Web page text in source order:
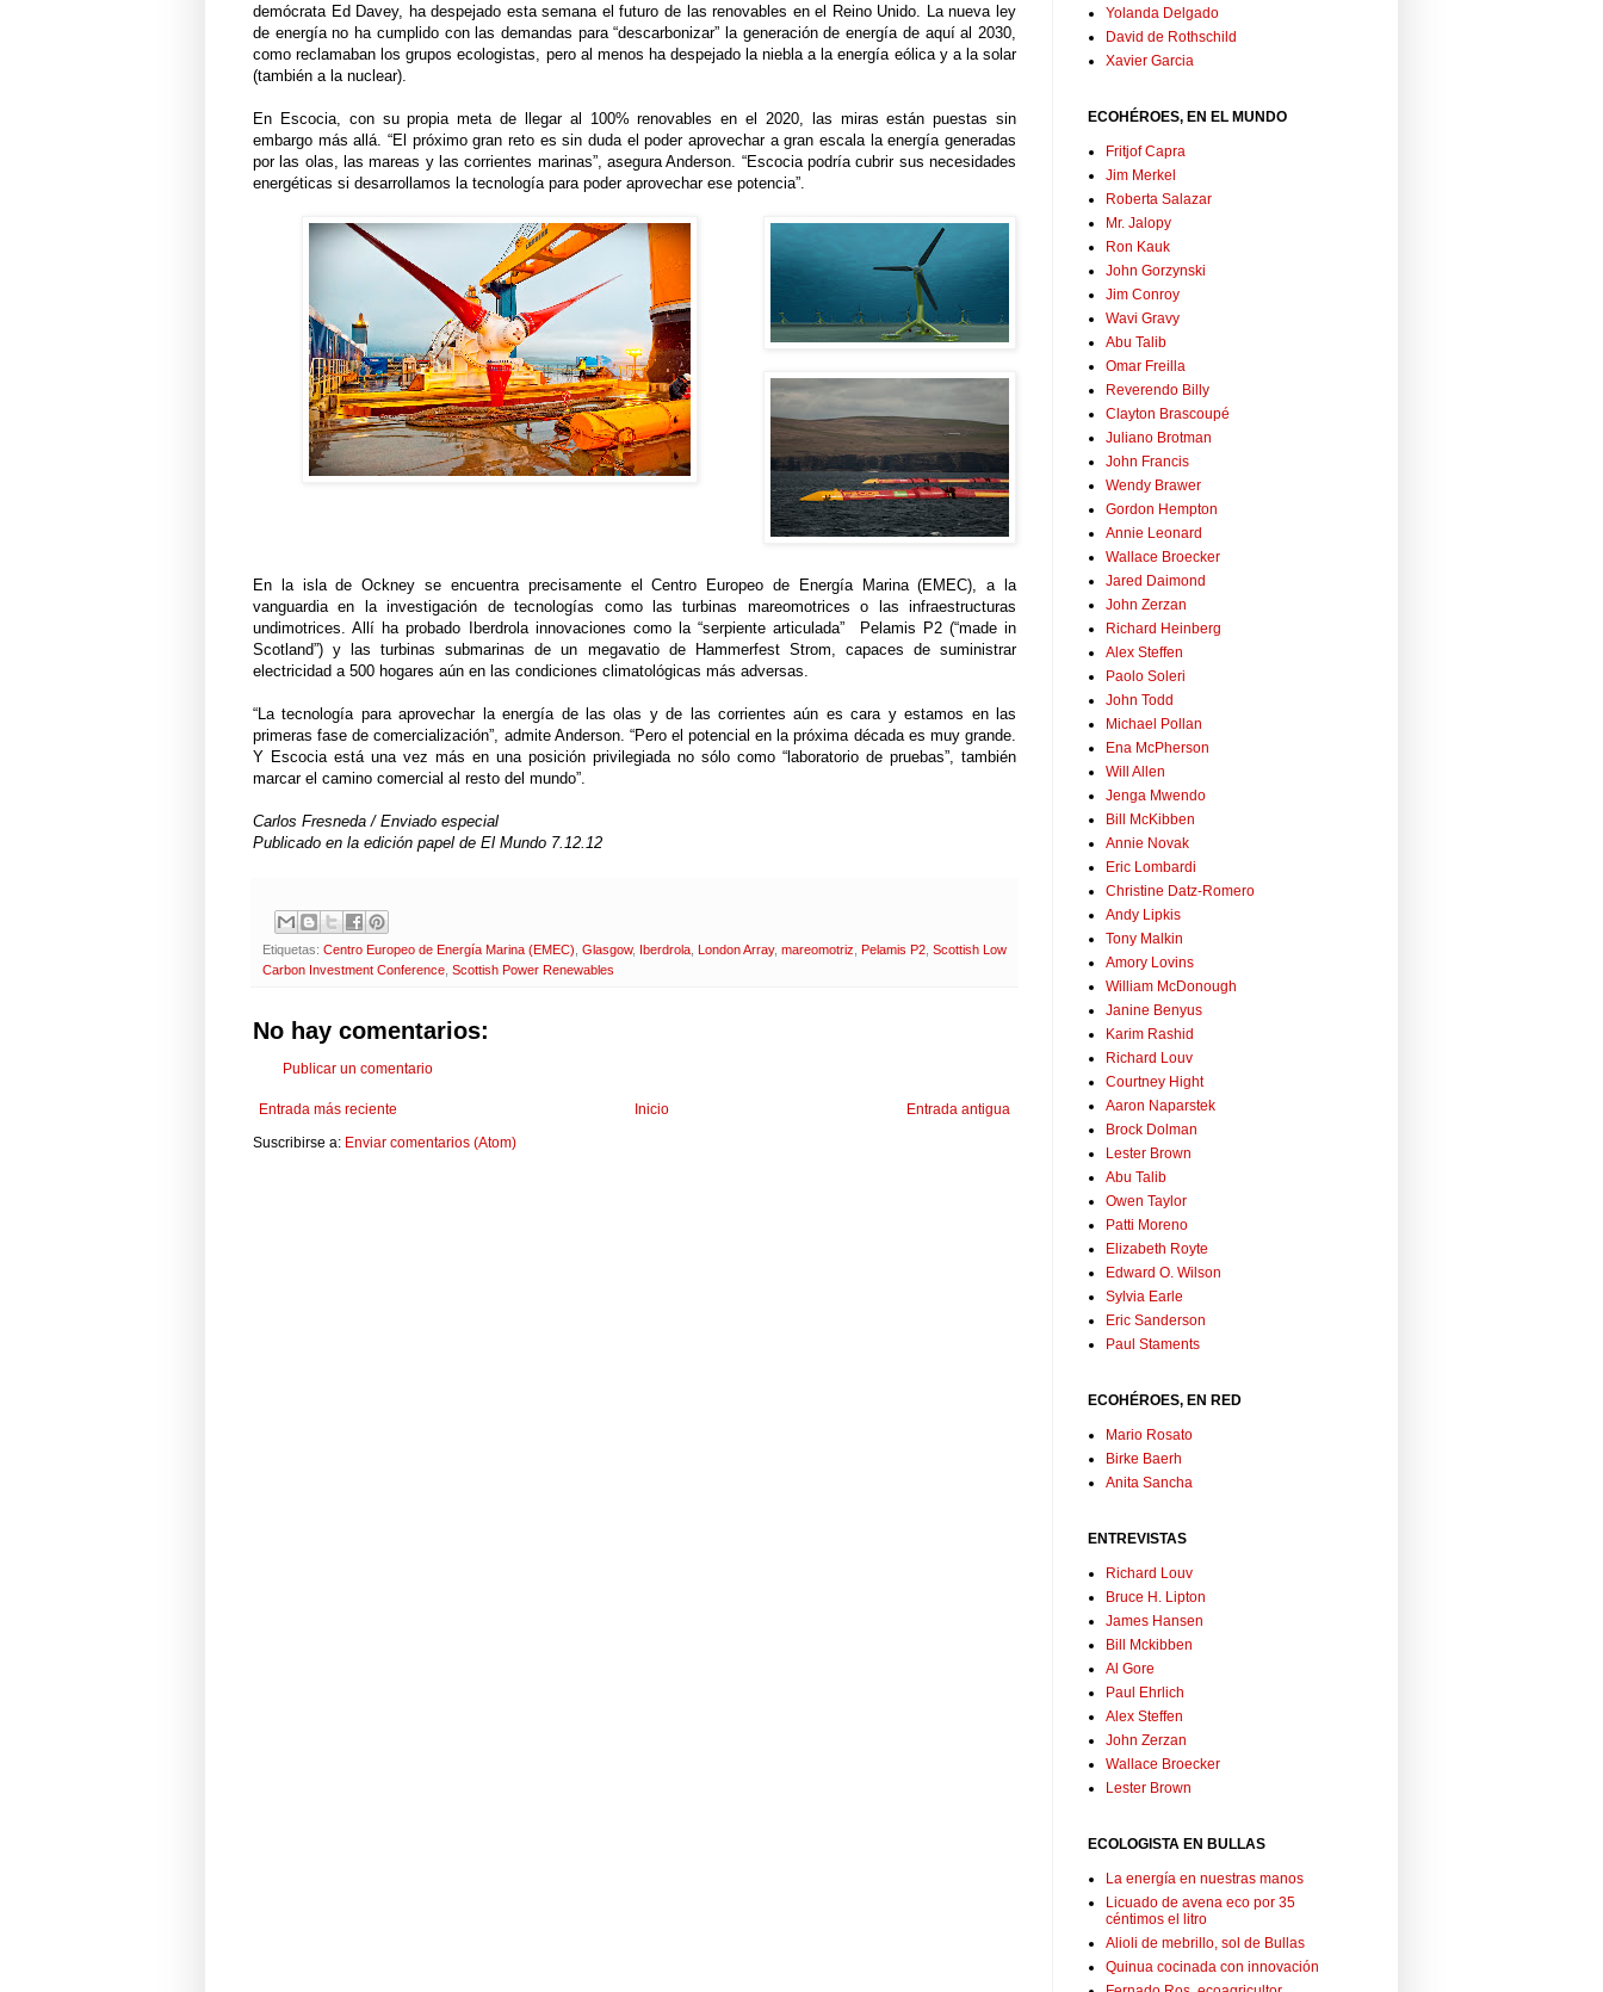
demócrata Ed Davey, ha despejado esta semana el futuro de las renovables en el Reino Unido. La nueva ley
de energía no ha cumplido con las demandas para “descarbonizar” la generación de energía de aquí al 2030,
como reclamaban los grupos ecologistas, pero al menos ha despejado la niebla a la energía eólica y a la solar
(también a la nuclear).
En Escocia, con su propia meta de llegar al 100% renovables en el 2020, las miras están puestas sin
embargo más allá. “El próximo gran reto es sin duda el poder aprovechar a gran escala la energía generadas
por las olas, las mareas y las corrientes marinas”, asegura Anderson. “Escocia podría cubrir sus necesidades
energéticas si desarrollamos la tecnología para poder aprovechar ese potencia”.
En la isla de Ockney se encuentra precisamente el Centro Europeo de Energía Marina (EMEC), a la
vanguardia en la investigación de tecnologías como las turbinas mareomotrices o las infraestructuras
undimotrices. Allí ha probado Iberdrola innovaciones como la “serpiente articulada” Pelamis P2 (“made in
Scotland”) y las turbinas submarinas de un megavatio de Hammerfest Strom, capaces de suministrar
electricidad a 500 hogares aún en las condiciones climatológicas más adversas.
“La tecnología para aprovechar la energía de las olas y de las corrientes aún es cara y estamos en las
primeras fase de comercialización”, admite Anderson. “Pero el potencial en la próxima década es muy grande.
Y Escocia está una vez más en una posición privilegiada no sólo como “laboratorio de pruebas”, también
marcar el camino comercial al resto del mundo”.
Carlos Fresneda / Enviado especial
Publicado en la edición papel de El Mundo 7.12.12
Etiquetas: Centro Europeo de Energía Marina (EMEC) Glasgow, Iberdrola London Array, mareomotriz Pelamis P2 Scottish Low
Carbon Investment Conference Scottish Power Renewables
No hay comentarios:
Publicar un comentario
Entrada más reciente Entrada antigua
Inicio
Suscribirse a: Enviar comentarios (Atom)
Yolanda Delgado
David de Rothschild
Xavier Garcia
ECOHÉROES, EN EL MUNDO
Fritjof Capra
Jim Merkel
Roberta Salazar
Mr. Jalopy
Ron Kauk
John Gorzynski
Jim Conroy
Wavi Gravy
Abu Talib
Omar Freilla
Reverendo Billy
Clayton Brascoupé
Juliano Brotman
John Francis
Wendy Brawer
Gordon Hempton
Annie Leonard
Wallace Broecker
Jared Daimond
John Zerzan
Richard Heinberg
Alex Steffen
Paolo Soleri
John Todd
Michael Pollan
Ena McPherson
Will Allen
Jenga Mwendo
Bill McKibben
Annie Novak
Eric Lombardi
Christine Datz-Romero
Andy Lipkis
Tony Malkin
Amory Lovins
William McDonough
Janine Benyus
Karim Rashid
Richard Louv
Courtney Hight
Aaron Naparstek
Brock Dolman
Lester Brown
Abu Talib
Owen Taylor
Patti Moreno
Elizabeth Royte
Edward O. Wilson
Sylvia Earle
Eric Sanderson
Paul Staments
ECOHÉROES, EN RED
Mario Rosato
Birke Baerh
Anita Sancha
ENTREVISTAS
Richard Louv
Bruce H. Lipton
James Hansen
Bill Mckibben
Al Gore
Paul Ehrlich
Alex Steffen
John Zerzan
Wallace Broecker
Lester Brown
ECOLOGISTA EN BULLAS
La energía en nuestras manos
Licuado de avena eco por 35
céntimos el litro
Alioli de mebrillo, sol de Bullas
Quinua cocinada con innovación